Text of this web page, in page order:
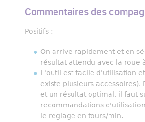
Commentaires des
Positifs :
On arrive rapidement et en
résultat attendu avec la roue
L'outil est facile d'utilisation
existe plusieurs accessoires).
et un résultat optimal, il faut
recommandations
le réglage en tours/min.